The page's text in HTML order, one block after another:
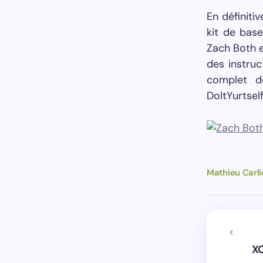
En
kit de
Zach Both
des
complet
Mathieu